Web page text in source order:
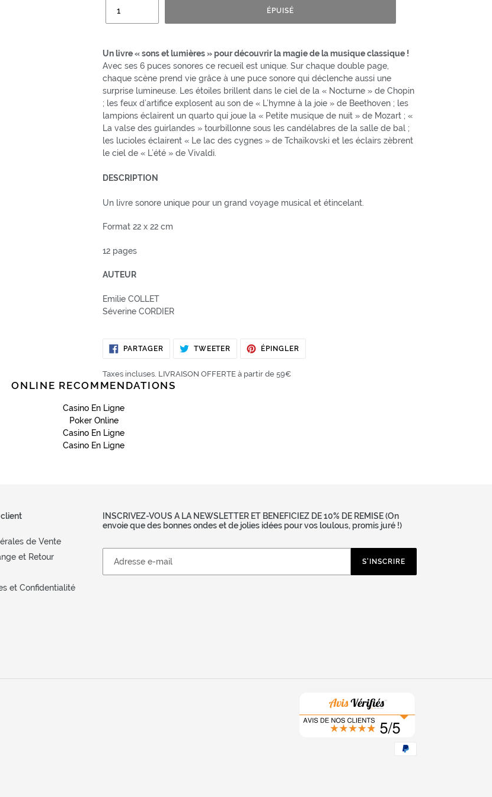
ÉPUISÉ
Un livre « sons et lumières » pour découvrir la magie de la musique classique !
Avec ses 6 puces sonores ce recueil est unique. Sur chaque double page,
chaque scène prend vie grâce à une puce sonore qui déclenche aussi une
surprise lumineuse. Les étoiles brillent dans le ciel de la « Nocturne » de Chopin
; les feux d’artifice explosent au son de « L’hymne à la joie » de Beethoven ; les
lampions éclairent un quarto qui joue la « Petite musique de nuit » de Mozart ; «
La valse des guirlandes » tourbillonne sous les candélabres de la salle de bal ;
les lucioles éclairent « Le lac des cygnes » de Tchaïkovski et les éclairs zèbrent
le ciel de « L’été » de Vivaldi.
DESCRIPTION
Un livre sonore unique pour un grand voyage musical et étincelant.
Format 22 x 22 cm
12 pages
AUTEUR
Emilie COLLET
Séverine CORDIER
PARTAGERPARTAGER
SUR
TWEETER TWEETERÉPINGLER
Taxes incluses. LIVRAISON OFFERTE à partir de 59€
ONLINE RECOMMENDATIONS
Casino En Ligne
Poker Online
Casino En Ligne
Casino En Ligne
de Vente
et Retour
et Confidentialité
INSCRIVEZ-VOUS A LA NEWSLETTER ET BENEFICIEZ DE 10% DE REMISE (On
envoie que des bonnes ondes et de jolies idées pour vos loulous, promis juré !)
S'INSCRIRE